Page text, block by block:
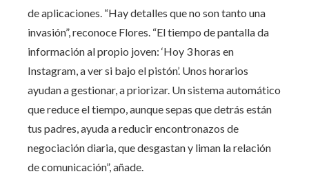
de aplicaciones. “Hay detalles que no son tanto una
invasión”, reconoce Flores. “El tiempo de pantalla da
información al propio joven: ‘Hoy 3 horas en
Instagram, a ver si bajo el pistón’. Unos horarios
ayudan a gestionar, a priorizar. Un sistema automático
que reduce el tiempo, aunque sepas que detrás están
tus padres, ayuda a reducir encontronazos de
negociación diaria, que desgastan y liman la relación
de comunicación”, añade.